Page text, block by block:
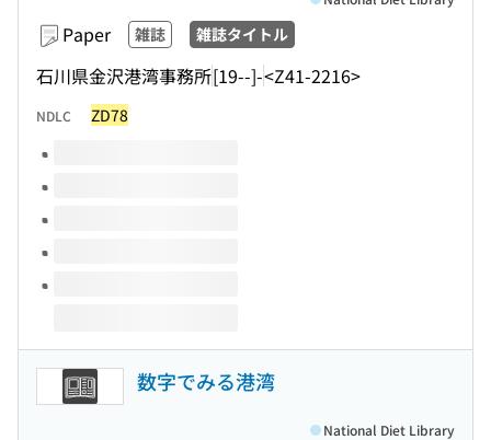
Paper 雑誌 雑誌タイトル
石川県金沢港湾事務所[19--]-<Z41-2216>
NDLC ZD78
Volumes of this title
数字でみる港湾
National Diet Library